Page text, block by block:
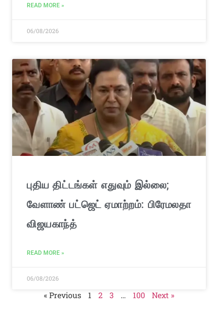
READ MORE »
06/08/2026
புதிய திட்டங்கள் எதுவும் இல்லை;
வேளாண் பட்ஜெட் ஏமாற்றம்: பிரேமலதா
விஜயகாந்த்
READ MORE »
06/08/2026
« Previous 1 2 3 … 100 Next »